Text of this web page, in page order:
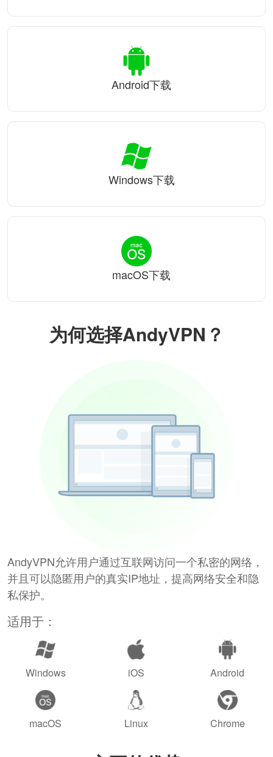
为何选择AndyVPN？
AndyVPN允许用户通过互联网访问一个私密的网络，
并且可以隐匿用户的真实IP地址，提高网络安全和隐
私保护。
适用于：
Windows iOS Android
macOS Linux Chrome
Android下载
Windows下载
macOS下载